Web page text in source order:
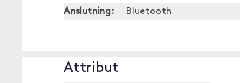
Anslutning:
Bluetooth
Attribut